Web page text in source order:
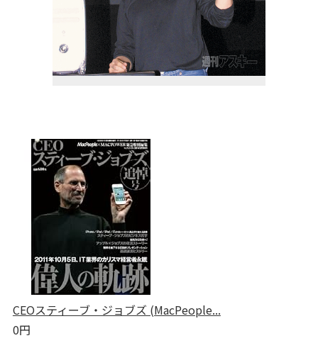
CEOスティーブ・ジョブズ (MacPeople...
0円